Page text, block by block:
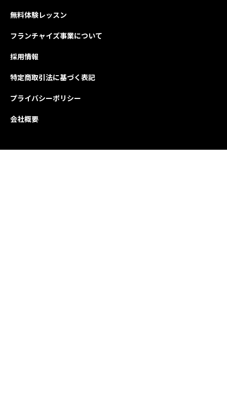
無料体験レッスン
フランチャイズ事業について
採用情報
特定商取引法に基づく表記
プライバシーポリシー
会社概要